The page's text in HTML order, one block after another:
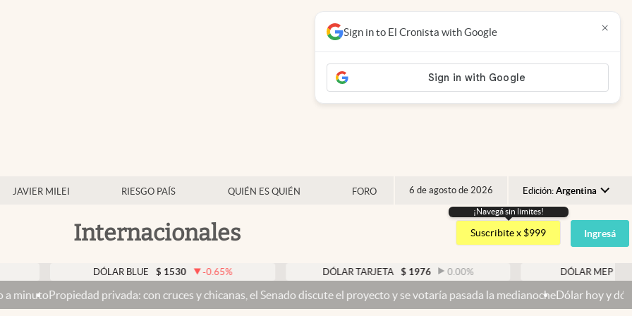
JAVIER MILEI RIESGO PAÍS QUIÉN ES QUIÉN FORO 6 de agosto de 2026 Edición: Argentina
Argentina
España
USA
Internacionales
¡Navegá sin limites!
Suscribite x $999 Ingresá
DÓLAR BLUE $ 1530 -0.65% DÓLAR TARJETA $ 1976 0.00% DÓLAR MEP $ 1521,52
privada: con cruces y chicanas, el Senado discute el proyecto y se votaría pasada la medianocheDólar hoy y dólar blue hoy:
Sign in to El Cronista with Google ×